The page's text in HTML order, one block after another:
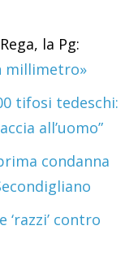
la Pg:
millimetro»
tifosi tedeschi:
all’uomo”
condanna
‘razzi’ contro